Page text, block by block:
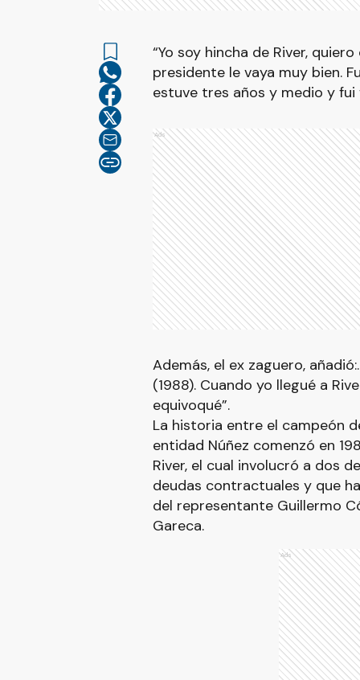
“Yo soy hincha de River,
presidente le vaya muy bien.
estuve tres años y medio y fui
Ads
Además, el ex zaguero,
(1988). Cuando yo llegué a
equivoqué”.
La historia entre el campeón
entidad Núñez comenzó en
River, el cual involucró a dos
deudas contractuales y que
del representante Guillermo
Gareca.
Ads